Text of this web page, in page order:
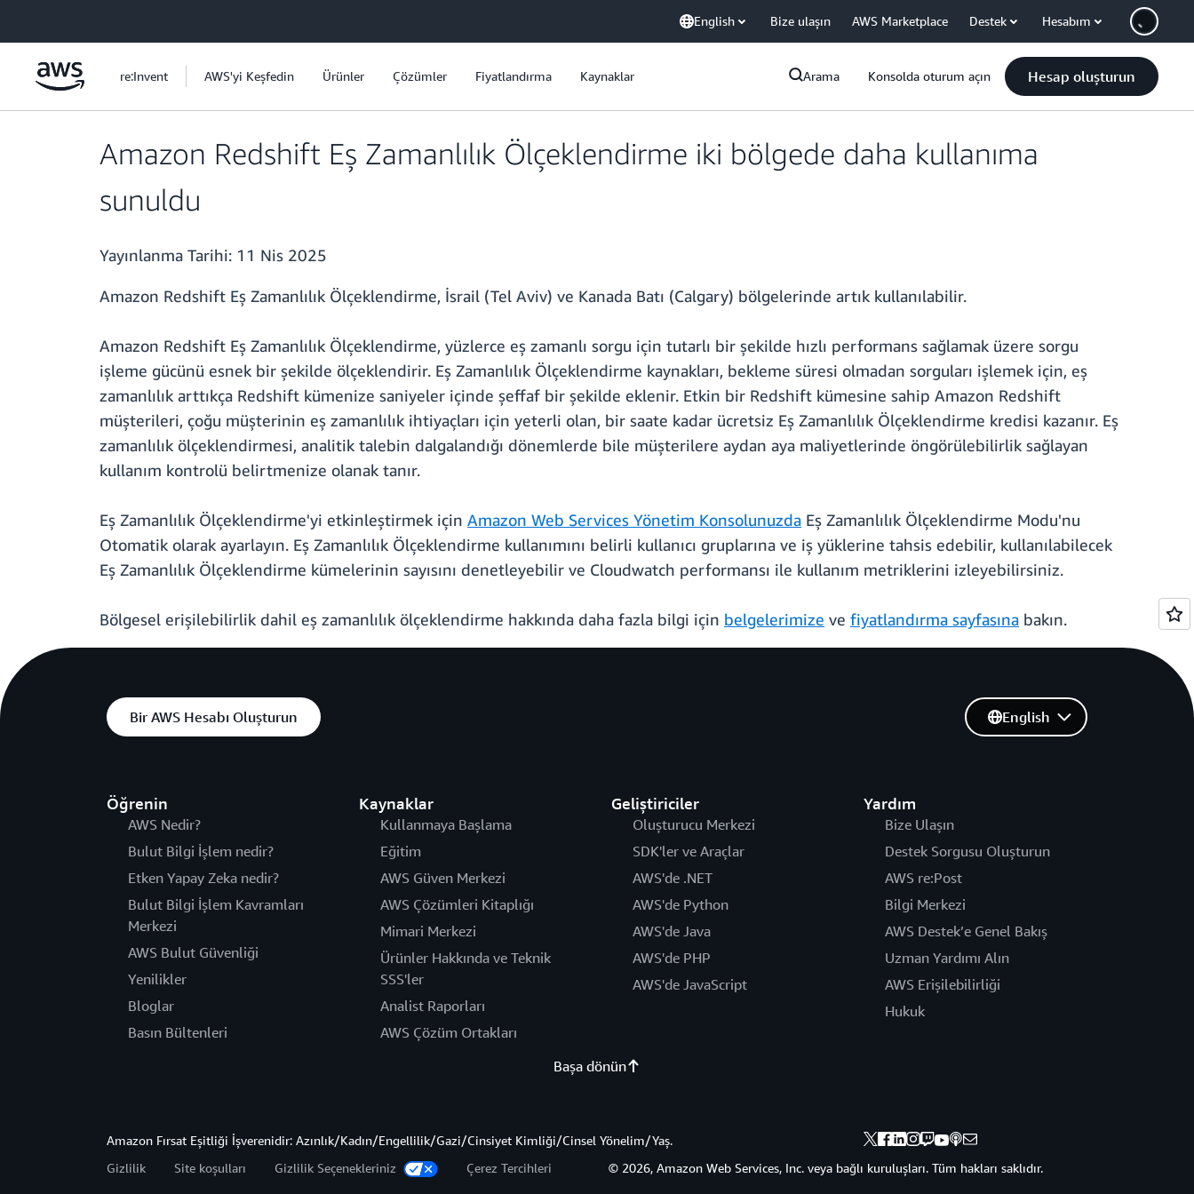
English Bize ulaşın AWS Marketplace Destek Hesabım
re:Invent AWS'yi Keşfedin Ürünler Çözümler Fiyatlandırma Kaynaklar Arama Konsolda oturum açın Hesap oluşturun
Amazon Redshift Eş Zamanlılık Ölçeklendirme iki bölgede daha kullanıma
sunuldu
Yayınlanma Tarihi: 11 Nis 2025
Amazon Redshift Eş Zamanlılık Ölçeklendirme, İsrail (Tel Aviv) ve Kanada Batı (Calgary) bölgelerinde artık kullanılabilir.
Amazon Redshift Eş Zamanlılık Ölçeklendirme, yüzlerce eş zamanlı sorgu için tutarlı bir şekilde hızlı performans sağlamak üzere sorgu
işleme gücünü esnek bir şekilde ölçeklendirir. Eş Zamanlılık Ölçeklendirme kaynakları, bekleme süresi olmadan sorguları işlemek için, eş
zamanlılık arttıkça Redshift kümenize saniyeler içinde şeffaf bir şekilde eklenir. Etkin bir Redshift kümesine sahip Amazon Redshift
müşterileri, çoğu müşterinin eş zamanlılık ihtiyaçları için yeterli olan, bir saate kadar ücretsiz Eş Zamanlılık Ölçeklendirme kredisi kazanır. Eş
zamanlılık ölçeklendirmesi, analitik talebin dalgalandığı dönemlerde bile müşterilere aydan aya maliyetlerinde öngörülebilirlik sağlayan
kullanım kontrolü belirtmenize olanak tanır.
Eş Zamanlılık Ölçeklendirme'yi etkinleştirmek için Amazon Web Services Yönetim Konsolunuzda Eş Zamanlılık Ölçeklendirme Modu'nu
Otomatik olarak ayarlayın. Eş Zamanlılık Ölçeklendirme kullanımını belirli kullanıcı gruplarına ve iş yüklerine tahsis edebilir, kullanılabilecek
Eş Zamanlılık Ölçeklendirme kümelerinin sayısını denetleyebilir ve Cloudwatch performansı ile kullanım metriklerini izleyebilirsiniz.
Bölgesel erişilebilirlik dahil eş zamanlılık ölçeklendirme hakkında daha fazla bilgi için belgelerimize ve fiyatlandırma sayfasına bakın.
Bir AWS Hesabı Oluşturun
Öğrenin
AWS Nedir?
Bulut Bilgi İşlem nedir?
Etken Yapay Zeka nedir?
Bulut Bilgi İşlem Kavramları
Merkezi
AWS Bulut Güvenliği
Yenilikler
Bloglar
Basın Bültenleri
Kaynaklar
Kullanmaya Başlama
Eğitim
AWS Güven Merkezi
AWS Çözümleri Kitaplığı
Mimari Merkezi
Ürünler Hakkında ve Teknik
SSS'ler
Analist Raporları
AWS Çözüm Ortakları
Geliştiriciler
Oluşturucu Merkezi
SDK'ler ve Araçlar
AWS'de .NET
AWS'de Python
AWS'de Java
AWS'de PHP
AWS'de JavaScript
Yardım
Bize Ulaşın
Destek Sorgusu Oluşturun
AWS re:Post
Bilgi Merkezi
AWS Destek’e Genel Bakış
Uzman Yardımı Alın
AWS Erişilebilirliği
Hukuk
English
Başa dönün
Amazon Fırsat Eşitliği İşverenidir: Azınlık/Kadın/Engellilik/Gazi/Cinsiyet Kimliği/Cinsel Yönelim/Yaş.
Gizlilik
Site koşulları Gizlilik Seçenekleriniz Çerez Tercihleri © 2026, Amazon Web Services, Inc. veya bağlı kuruluşları. Tüm hakları saklıdır.